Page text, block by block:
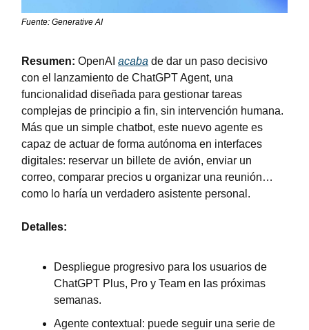
Fuente: Generative AI
Resumen: OpenAI acaba de dar un paso decisivo
con el lanzamiento de ChatGPT Agent, una
funcionalidad diseñada para gestionar tareas
complejas de principio a fin, sin intervención humana.
Más que un simple chatbot, este nuevo agente es
capaz de actuar de forma autónoma en interfaces
digitales: reservar un billete de avión, enviar un
correo, comparar precios u organizar una reunión…
como lo haría un verdadero asistente personal.
Detalles:
Despliegue progresivo para los usuarios de
ChatGPT Plus, Pro y Team en las próximas
semanas.
Agente contextual: puede seguir una serie de